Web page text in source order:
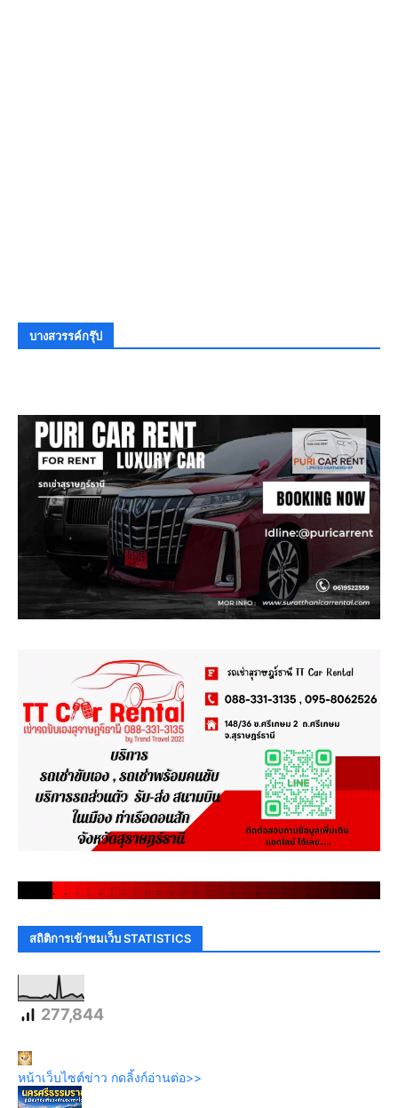
บางสวรรค์กรุ๊ป
. . . . . . . . . . . . . . . . . . . . . . . .
สถิติการเข้าชมเว็บ STATISTICS
277,844
หน้าเว็บไซต์ข่าว กดลิ้งก์อ่านต่อ>>